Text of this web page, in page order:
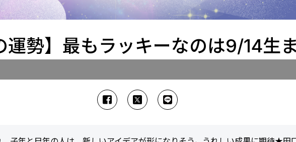
運勢】最もラッキーなのは9/14生